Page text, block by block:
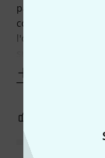
passe ) ; ça
concert , ou à
l'occurence il s'agit